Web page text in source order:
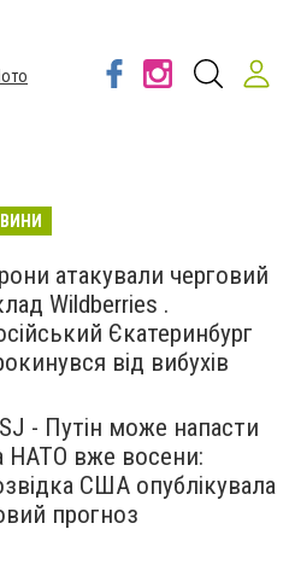
атакували черговий
Wildberries .
Єкатеринбург
від вибухів
- Путін може напасти
НАТО вже восени:
США опублікувала
прогноз